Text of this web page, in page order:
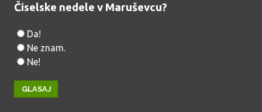
Čiselske nedele v Maruševcu?
Da!
Ne znam.
Ne!